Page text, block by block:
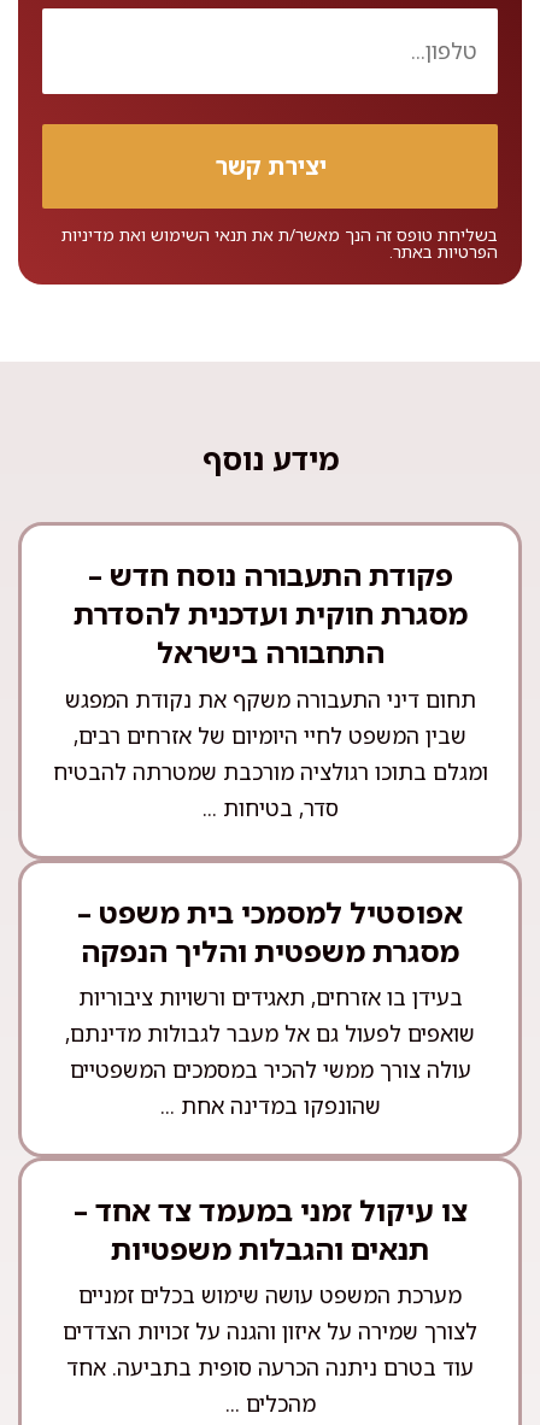
בשליחת טופס זה הנך מאשר/ת את תנאי השימוש ואת מדיניות
הפרטיות באתר.
מידע נוסף
פקודת התעבורה נוסח חדש –
מסגרת חוקית ועדכנית להסדרת
התחבורה בישראל
תחום דיני התעבורה משקף את נקודת המפגש
שבין המשפט לחיי היומיום של אזרחים רבים,
ומגלם בתוכו רגולציה מורכבת שמטרתה להבטיח
סדר, בטיחות ...
אפוסטיל למסמכי בית משפט –
מסגרת משפטית והליך הנפקה
בעידן בו אזרחים, תאגידים ורשויות ציבוריות
שואפים לפעול גם אל מעבר לגבולות מדינתם,
עולה צורך ממשי להכיר במסמכים המשפטיים
שהונפקו במדינה אחת ...
צו עיקול זמני במעמד צד אחד –
תנאים והגבלות משפטיות
מערכת המשפט עושה שימוש בכלים זמניים
לצורך שמירה על איזון והגנה על זכויות הצדדים
עוד בטרם ניתנה הכרעה סופית בתביעה. אחד
מהכלים ...